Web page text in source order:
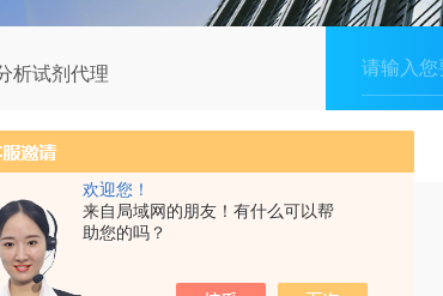
欢迎您！
来自局域网的朋友！有什么可以帮
助您的吗？
析试剂代理